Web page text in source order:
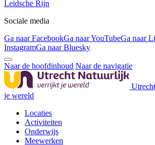
Leidsche Rijn
Sociale media
Ga naar FacebookGa naar YouTubeGa naar
InstagramGa naar Bluesky
Naar de hoofdinhoud Naar de navigatie
je wereld
Locaties
Activiteiten
Onderwijs
Meewerken